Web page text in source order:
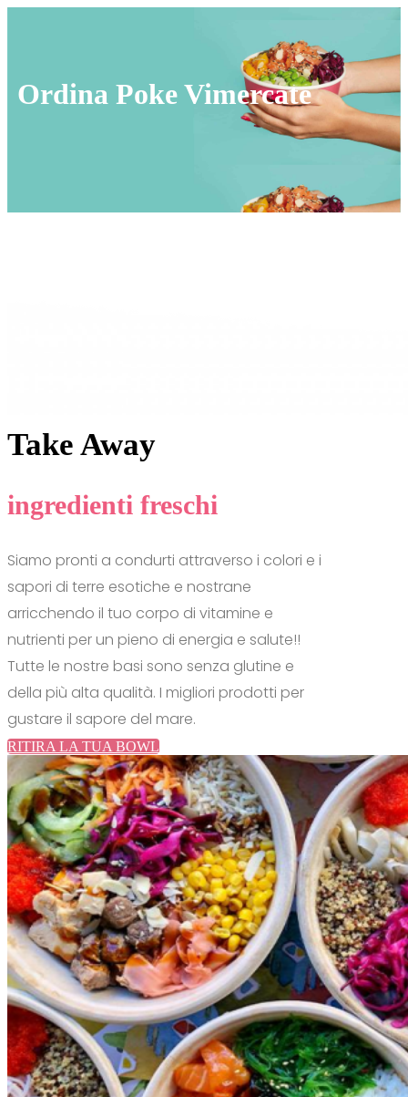
Ordina Poke Vimercate
Take Away
ingredienti freschi
Siamo pronti a condurti attraverso i colori e i
sapori di terre esotiche e nostrane
arricchendo il tuo corpo di vitamine e
nutrienti per un pieno di energia e salute!!
Tutte le nostre basi sono senza glutine e
della più alta qualità. I migliori prodotti per
gustare il sapore del mare.
RITIRA LA TUA BOWL